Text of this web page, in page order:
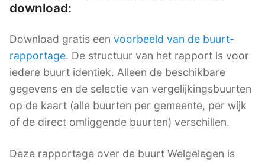
download:
Download gratis een voorbeeld van de buurt-
rapportage. De structuur van het rapport is voor
iedere buurt identiek. Alleen de beschikbare
gegevens en de selectie van vergelijkingsbuurten
op de kaart (alle buurten per gemeente, per wijk
of de direct omliggende buurten) verschillen.
Deze rapportage over de buurt Welgelegen is